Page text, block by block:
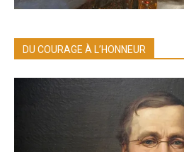
DU COURAGE À L’HONNEUR